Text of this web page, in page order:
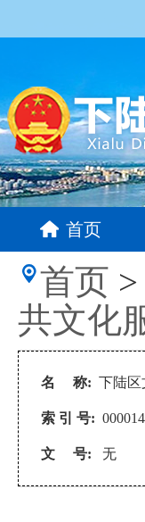
首页
首页 >
共文化
名 称: 下陆区
索 引 号:
文 号: 无